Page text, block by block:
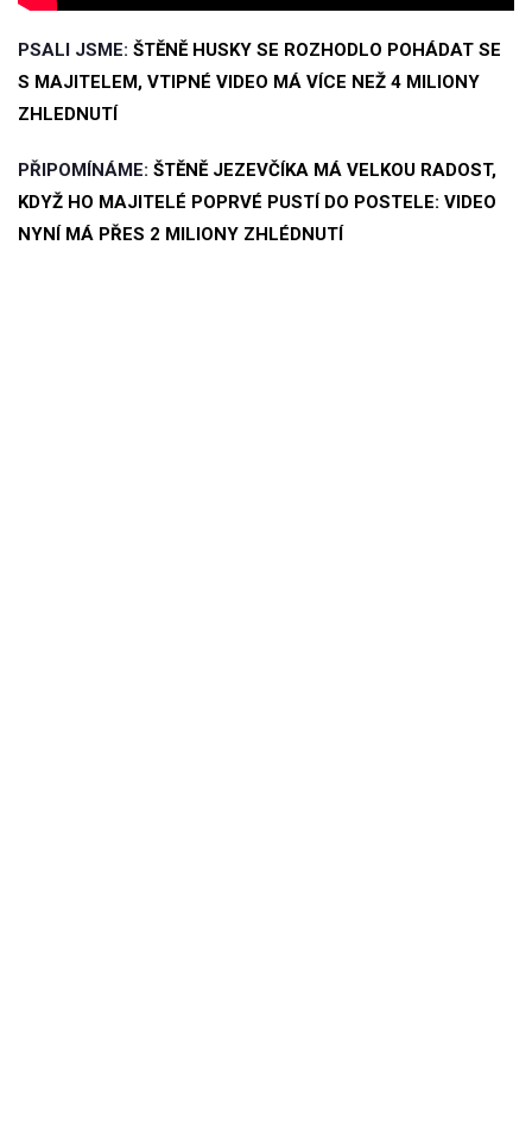
PSALI JSME: ŠTĚNĚ HUSKY SE ROZHODLO POHÁDAT SE
S MAJITELEM, VTIPNÉ VIDEO MÁ VÍCE NEŽ 4 MILIONY
ZHLEDNUTÍ
PŘIPOMÍNÁME: ŠTĚNĚ JEZEVČÍKA MÁ VELKOU RADOST,
KDYŽ HO MAJITELÉ POPRVÉ PUSTÍ DO POSTELE: VIDEO
NYNÍ MÁ PŘES 2 MILIONY ZHLÉDNUTÍ